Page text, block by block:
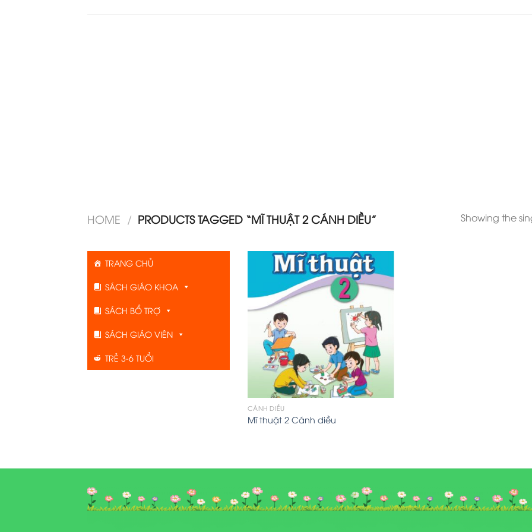
HOME / PRODUCTS TAGGED “MĨ THUẬT 2 CÁNH DIỀU” Showing the
TRANG CHỦ
SÁCH GIÁO KHOA
SÁCH BỔ TRỢ
SÁCH GIÁO VIÊN
TRẺ 3-6 TUỔI
CÁNH DIỀU
Mĩ thuật 2 Cánh diều